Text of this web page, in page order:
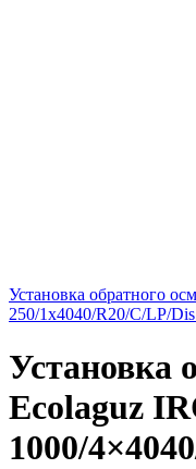
Установка обратного
250/1x4040/R20/C/LP/Dis
Установка
Ecolaguz
1000/